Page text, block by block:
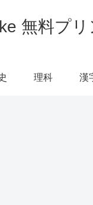
無料プリ
理科 漢